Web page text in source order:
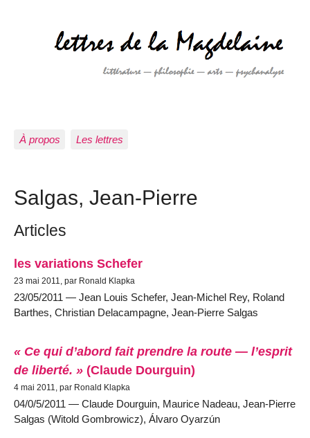
À propos Les lettres
Salgas, Jean-Pierre
Articles
les variations Schefer
23 mai 2011, par Ronald Klapka
23/05/2011 — Jean Louis Schefer, Jean-Michel Rey, Roland
Barthes, Christian Delacampagne, Jean-Pierre Salgas
« Ce qui d’abord fait prendre la route — l’esprit
de liberté. » (Claude Dourguin)
4 mai 2011, par Ronald Klapka
04/0/5/2011 — Claude Dourguin, Maurice Nadeau, Jean-Pierre
Salgas (Witold Gombrowicz), Álvaro Oyarzún